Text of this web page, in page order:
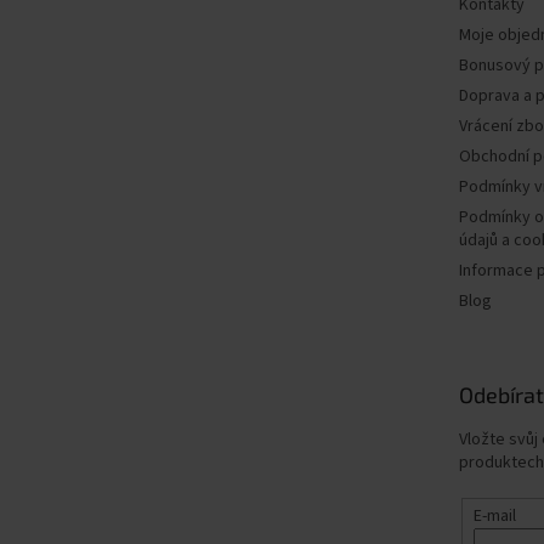
Kontakty
Moje
Bonusový
Doprava a
Vrácení
Obchodní
Podmínky
Podmínky
údajů a
Informace
Blog
Vložte svůj
E-mail